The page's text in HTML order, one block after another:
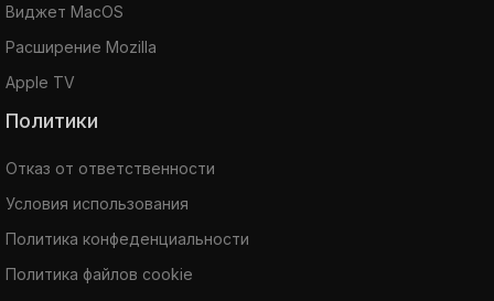
Виджет MacOS
Расширение Mozilla
Apple TV
Политики
Отказ от ответственности
Условия использования
Политика конфеденциальности
Политика файлов cookie